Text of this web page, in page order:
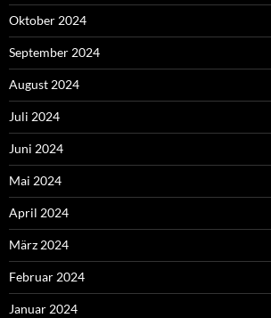
Oktober 2024
September 2024
August 2024
Juli 2024
Juni 2024
Mai 2024
April 2024
März 2024
Februar 2024
Januar 2024